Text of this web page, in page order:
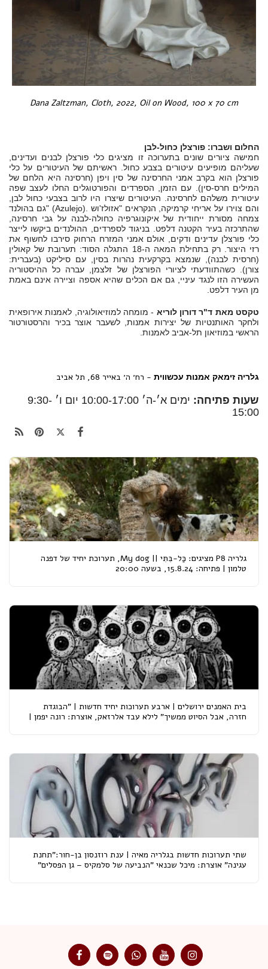
Dana Zaltzman, Cloth, 2022, Oil on Wood, 100 x 70 cm
החלום ושברו: פורצלן כחול-לבן
חמישה ציורים שונים בתערוכה זו מציגים כלי פורצלן לבנים ועדינים,
שעליהם מופיעים עיטורים בצבע כחול. ראשיתם של העיטורים על כלי
פורצלן הוא בקרב אמני החרסינה של סין ויפן (חרסינה היא הלחם של
המילים חרס-סין). עם הזמן, הספרדים והפורטוגלים החלו לעצב שפה
עיטורית משלהם לחרסינה. העיטורים שיצרו היו לרוב בצבעי כחול לבן,
והם צוירו על אריחי קרמיקה, הנקראים "אזולז'וש " (Azulejo).גם בהולנד
צמחה מסורת ייחודית של איקונוגרפיה כחולה-לבנה על גבי חרסינה,
שהתרכזה בעיר הקטנה דלפט. בניגוד לספרדים, ההולנדים ביקשו לייצר
כלי פורצלן עדינים ודקים, אולם אמני המזרח הרחוק סירבו לחשוף את
רזי היצור. רק בתחילת המאה ה-18 התגלה הסוד: תערובת של קאולין
(חרסית לבנה), שנמצא בקרקעית נהרות בסין, עם סיליקט (בעברית:
צורן). כשהתוודעתי לציורי הפורצלן של זלצמן, עברה כל ההיסטוריה
העשירה הזו לנגד עיניי, גם אם הכלים שהיא אספה וציירה אינם באמת
מן העיר דלפט
טקסט מאת ד"ר דורון לוריא - מומחה למוזיאולוגיה, לאמנות אירופאית
ולחקר האותנטיות של יצירות אמנות, לשעבר אוצר בכיר והרסטורטור
הראשי במוזיאון תל-אביב לאמנות.
גלריה זימאק אמנות עכשווית - רח׳ ה׳ באייר 68, תל אביב
שעות פתיחה:
ימים א׳-ה׳ 10:00-17:00 יום ו׳ 9:30-
15:00
גלריה P8 מציגים: כַּל-בִּתִּי || My dog, תערוכת יחיד של דפנה
טלמון | פתיחה: 15.8.24, בשעה 20:00
בית האמנים ירושלים | ארבע תערוכות יחיד חדשות | "הבוגדת
חזרה, אבל הסיוט ממשיך" לילא עבד אלרזאק, אוצרת: רונה יפמן |
שתי תערוכות חדשות בגלריה מאיה | ענת רוזנסון בן-חור:"תחנת
עגינה" אוצרת: מיכל שכנאי "הנביעה של סלמקיס – גן הפסלים"